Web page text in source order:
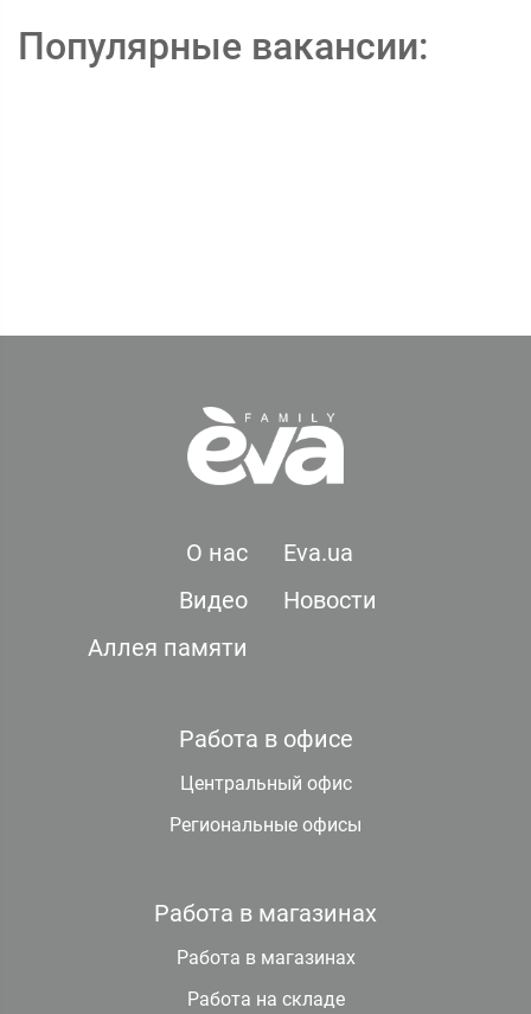
Популярные вакансии:
О нас
Eva.ua
Видео
Новости
Аллея памяти
Работа в офисе
Центральный офис
Региональные офисы
Работа в магазинах
Работа в магазинах
Работа на складе